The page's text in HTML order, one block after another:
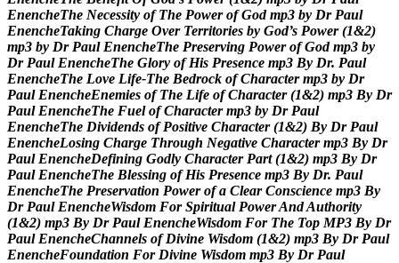
EnencheThe Necessity of The Power of God mp3 by Dr Paul
EnencheTaking Charge Over Territories by God’s Power (1&2)
mp3 by Dr Paul EnencheThe Preserving Power of God mp3 by
Dr Paul EnencheThe Glory of His Presence mp3 By Dr. Paul
EnencheThe Love Life-The Bedrock of Character mp3 by Dr
Paul EnencheEnemies of The Life of Character (1&2) mp3 By Dr
Paul EnencheThe Fuel of Character mp3 by Dr Paul
EnencheThe Dividends of Positive Character (1&2) By Dr Paul
EnencheLosing Charge Through Negative Character mp3 By Dr
Paul EnencheDefining Godly Character Part (1&2) mp3 By Dr
Paul EnencheThe Blessing of His Presence mp3 By Dr. Paul
EnencheThe Preservation Power of a Clear Conscience mp3 By
Dr Paul EnencheWisdom For Spiritual PowerAndAuthority
(1&2) mp3 By Dr Paul EnencheWisdom For The Top MP3 By Dr
Paul EnencheChannels of Divine Wisdom (1&2) mp3 By Dr Paul
EnencheFoundation For Divine Wisdom mp3 By Dr Paul